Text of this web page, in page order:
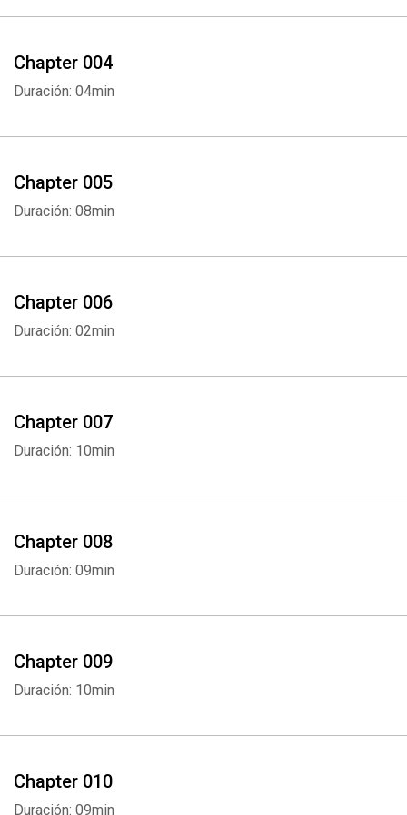
Chapter 004
Duración: 04min
Chapter 005
Duración: 08min
Chapter 006
Duración: 02min
Chapter 007
Duración: 10min
Chapter 008
Duración: 09min
Chapter 009
Duración: 10min
Chapter 010
Duración: 09min